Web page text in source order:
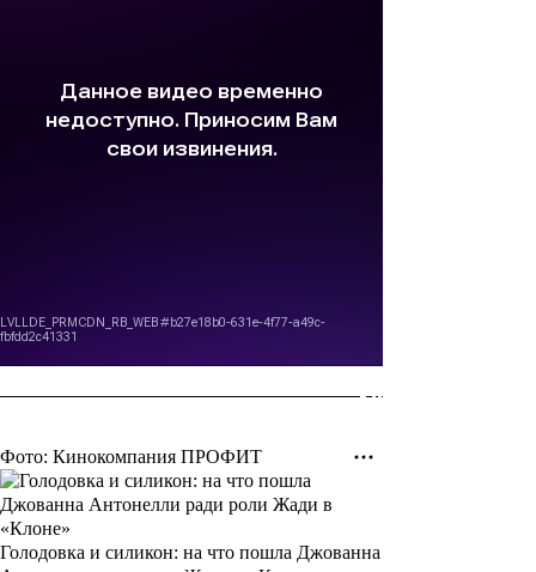
Фото: Кинокомпания ПРОФИТ
Голодовка и силикон: на что пошла Джованна